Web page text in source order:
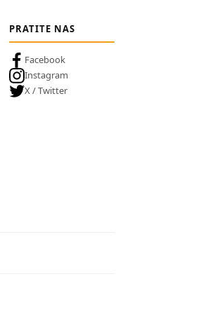
PRATITE NAS
Facebook
Instagram
X / Twitter